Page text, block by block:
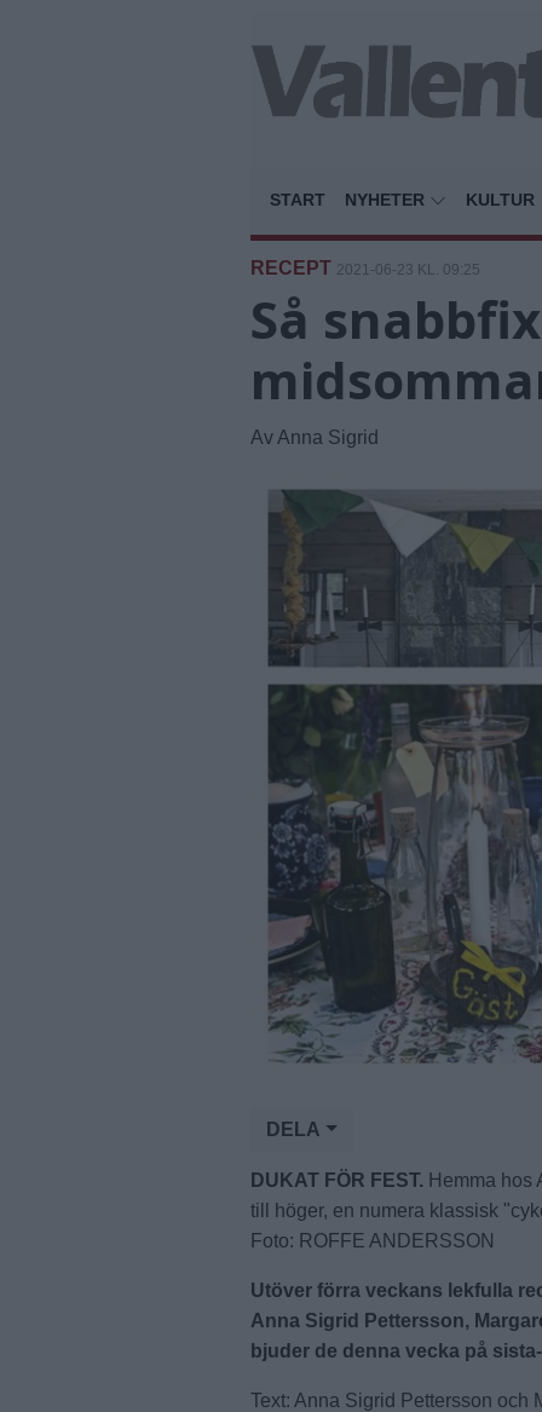
START NYHETER KULTUR
RECEPT 2021-06-23 KL. 09:25
Så
Av Anna Sigrid
DELA
DUKAT FÖR FEST. Hemma hos
till höger, en numera klassisk
Foto: ROFFE ANDERSSON
Utöver förra veckans lekfulla
Anna Sigrid Pettersson,
bjuder de denna vecka på
Text: Anna Sigrid Pettersson och